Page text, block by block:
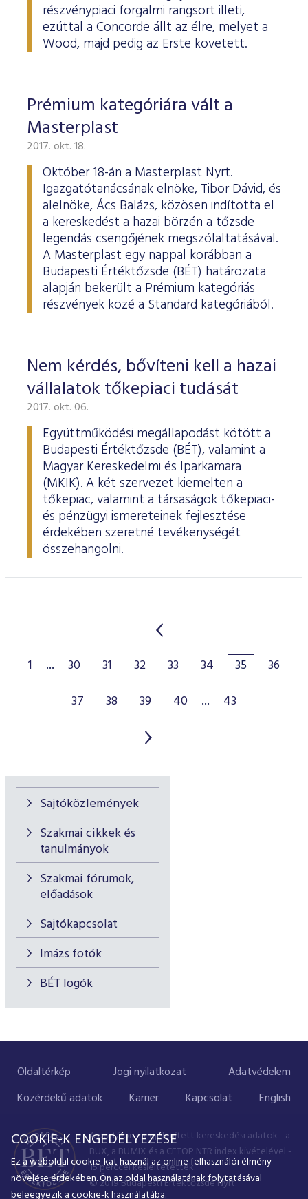
Sajtóközlemények
Szakmai cikkek és
tanulmányok
Szakmai fórumok,
előadások
Sajtókapcsolat
Imázs fotók
BÉT logók
részvénypiaci forgalmi rangsort illeti,
ezúttal a Concorde állt az élre, melyet a
Wood, majd pedig az Erste követett.
Prémium kategóriára vált a
Masterplast
2017. okt. 18.
Október 18-án a Masterplast Nyrt.
Igazgatótanácsának elnöke, Tibor Dávid, és
alelnöke, Ács Balázs, közösen indította el
a kereskedést a hazai börzén a tőzsde
legendás csengőjének megszólaltatásával.
A Masterplast egy nappal korábban a
Budapesti Értéktőzsde (BÉT) határozata
alapján bekerült a Prémium kategóriás
részvények közé a Standard kategóriából.
Nem kérdés, bővíteni kell a hazai
vállalatok tőkepiaci tudását
2017. okt. 06.
Együttműködési megállapodást kötött a
Budapesti Értéktőzsde (BÉT), valamint a
Magyar Kereskedelmi és Iparkamara
(MKIK). A két szervezet kiemelten a
tőkepiac, valamint a társaságok tőkepiaci-
és pénzügyi ismereteinek fejlesztése
érdekében szeretné tevékenységét
összehangolni.
1 ... 30 31 32 33 34 35
36
37
38 39 40 ... 43
Oldaltérkép Jogi nyilatkozat
Adatvédelem
Közérdekű adatok
Karrier Kapcsolat English
A portálon megjelenített kereskedési adatok - a
BUX, a BUMIX és a CETOP NTR index kivételével -
15 perccel késleltetettek.
© 2019 Budapesti Értéktőzsde Nyrt.
COOKIE-K ENGEDÉLYEZÉSE
Ez a weboldal cookie-kat használ az online felhasználói élmény
növelése érdekében. Ön az oldal használatának folytatásával
beleegyezik a cookie-k használatába.